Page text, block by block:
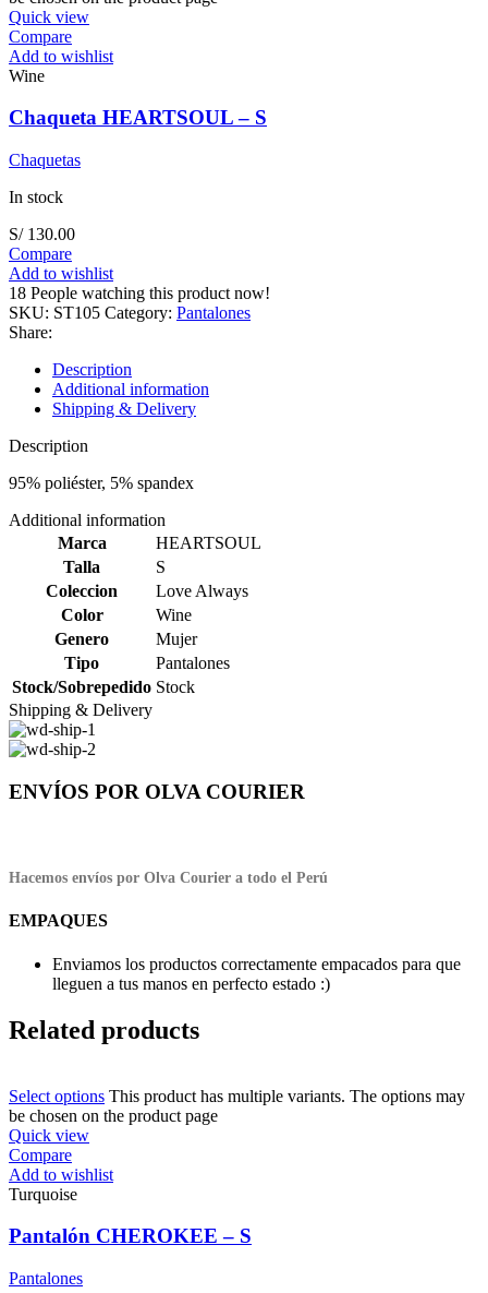
Quick view
Compare
Add to wishlist
Wine
Chaqueta HEARTSOUL – S
Chaquetas
In stock
S/130.00
Compare
Add to wishlist
18 People watching this product now!
SKU: ST105 Category: Pantalones
Share:
Description
Additional information
Shipping & Delivery
Description
95% poliéster, 5% spandex
Additional information
Marca
HEARTSOUL
Talla
S
Coleccion
Love Always
Color
Wine
Genero
Mujer
Tipo
Pantalones
Stock/Sobrepedido Stock
Shipping & Delivery
ENVÍOS POR OLVA COURIER
Hacemos envíos por Olva Courier a todo el Perú
EMPAQUES
Enviamos los productos correctamente empacados para que
lleguen a tus manos en perfecto estado :)
Related products
Select options This product has multiple variants. The options may
be chosen on the product page
Quick view
Compare
Add to wishlist
Turquoise
Pantalón CHEROKEE – S
Pantalones